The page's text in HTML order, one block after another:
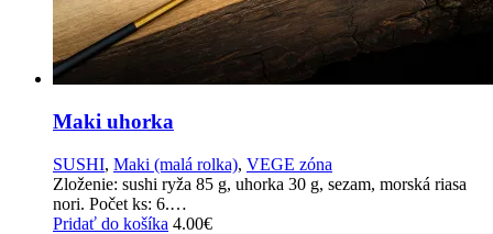
Maki uhorka
SUSHI, Maki (malá rolka), VEGE zóna
Zloženie: sushi ryža 85 g, uhorka 30 g, sezam, morská riasa
nori. Počet ks: 6.…
Pridať do košíka 4.00€